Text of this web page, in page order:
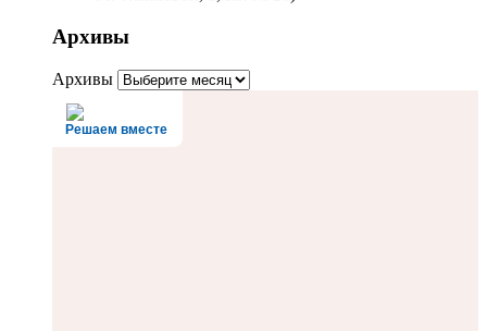
Архивы
Архивы
Решаем вместе